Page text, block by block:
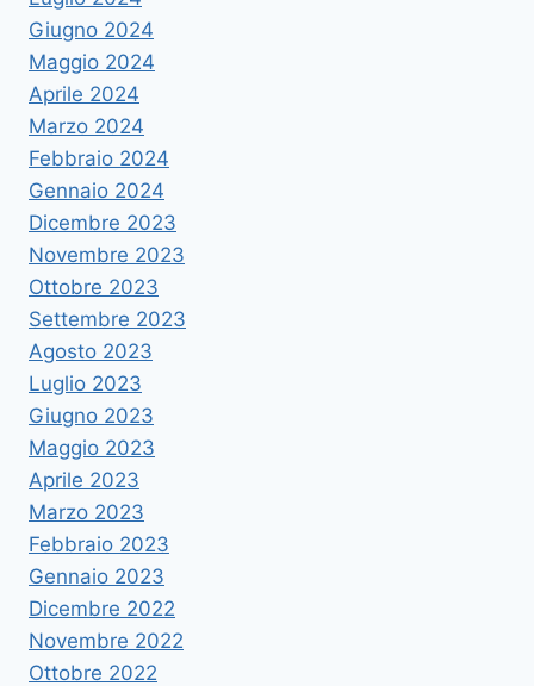
Giugno 2024
Maggio 2024
Aprile 2024
Marzo 2024
Febbraio 2024
Gennaio 2024
Dicembre 2023
Novembre 2023
Ottobre 2023
Settembre 2023
Agosto 2023
Luglio 2023
Giugno 2023
Maggio 2023
Aprile 2023
Marzo 2023
Febbraio 2023
Gennaio 2023
Dicembre 2022
Novembre 2022
Ottobre 2022